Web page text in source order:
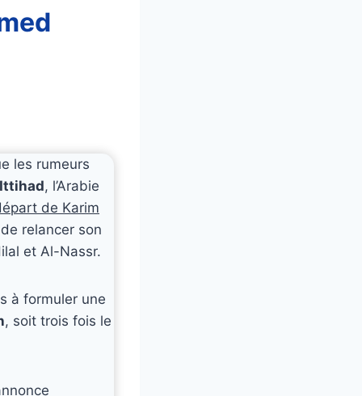
les rumeurs
, l’Arabie
de Karim
relancer son
et Al-Nassr.
à formuler une
, soit trois fois le